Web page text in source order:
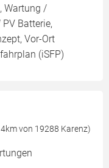
Wartung /
Batterie,
Vor-Ort
(iSFP)
von 19288 Karenz)